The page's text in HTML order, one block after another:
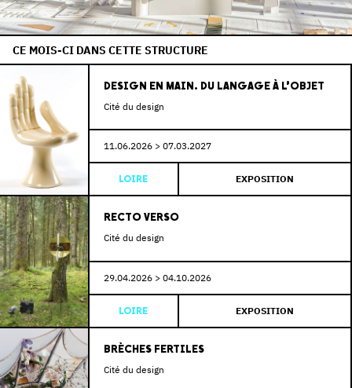
CE MOIS-CI DANS CETTE STRUCTURE
DESIGN EN MAIN. DU LANGAGE À L’OBJET
Cité du design
11.06.2026 > 07.03.2027
LOIRE EXPOSITION
RECTO VERSO
Cité du design
29.04.2026 > 04.10.2026
LOIRE EXPOSITION
BRÈCHES FERTILES
Cité du design